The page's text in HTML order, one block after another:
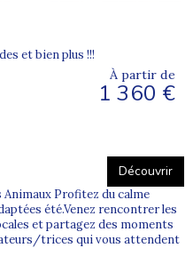
et bien plus !!!
À partir de
1 360 €
Découvrir
Animaux Profitez du calme
été.Venez rencontrer les
et partagez des moments
trices qui vous attendent